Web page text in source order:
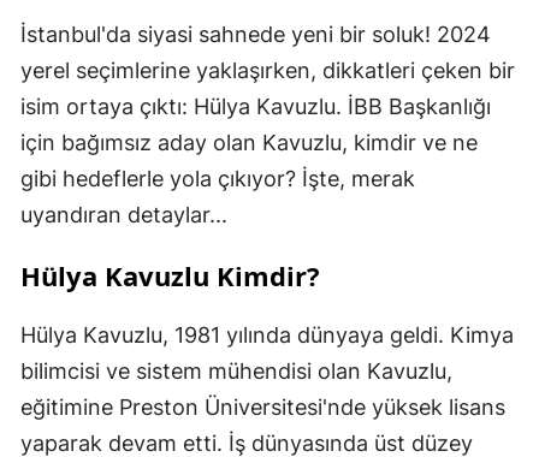
İstanbul'da siyasi sahnede yeni bir soluk! 2024
yerel seçimlerine yaklaşırken, dikkatleri çeken bir
isim ortaya çıktı: Hülya Kavuzlu. İBB Başkanlığı
için bağımsız aday olan Kavuzlu, kimdir ve ne
gibi hedeflerle yola çıkıyor? İşte, merak
uyandıran detaylar...
Hülya Kavuzlu Kimdir?
Hülya Kavuzlu, 1981 yılında dünyaya geldi. Kimya
bilimcisi ve sistem mühendisi olan Kavuzlu,
eğitimine Preston Üniversitesi'nde yüksek lisans
yaparak devam etti. İş dünyasında üst düzey